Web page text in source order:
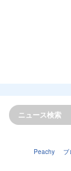
Peachy ブ